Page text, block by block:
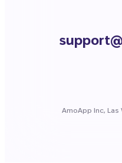
AmoApp Inc, Las